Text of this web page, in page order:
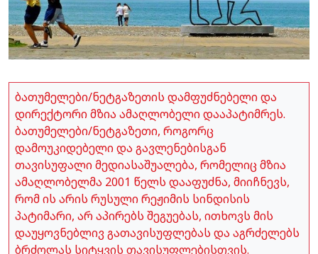
ბათუმელები/ნეტგაზეთის დამფუძნებელი და
დირექტორი მზია ამაღლობელი დააპატიმრეს.
ბათუმელები/ნეტგაზეთი, როგორც
დამოუკიდებელი და გავლენებისგან
თავისუფალი მედიასაშუალება, რომელიც მზია
ამაღლობელმა 2001 წელს დააფუძნა, მიიჩნევს,
რომ ის არის რუსული რეჟიმის სინდისის
პატიმარი, არ აპირებს შეგუებას, ითხოვს მის
დაუყოვნებლივ გათავისუფლებას და აგრძელებს
ბრძოლას სიტყვის თავისუფლებისთვის.